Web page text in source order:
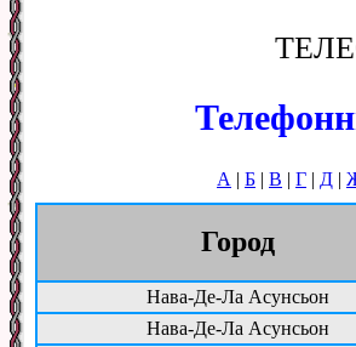
А | Б | В | Г | Д |
Город
Нава-Де-Ла Асунсьон
Нава-Де-Ла Асунсьон